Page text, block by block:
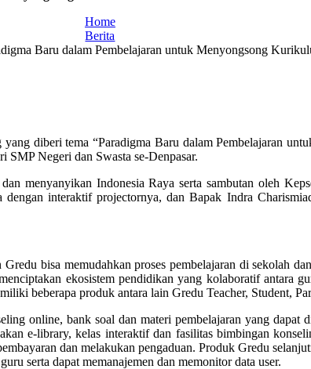
Home
Berita
Baru dalam Pembelajaran untuk Menyongsong
diberi tema “Paradigma Baru dalam Pembelajaran
Negeri dan Swasta se-Denpasar.
menyanyikan Indonesia Raya serta sambutan oleh
interaktif projectornya, dan Bapak Indra
bisa memudahkan proses pembelajaran di sekolah
ekosistem pendidikan yang kolaboratif antara
beberapa produk antara lain Gredu Teacher, Student,
online, bank soal dan materi pembelajaran yang dapat
e-library, kelas interaktif dan fasilitas bimbingan
dan melakukan pengaduan. Produk Gredu
serta dapat memanajemen dan memonitor data user.